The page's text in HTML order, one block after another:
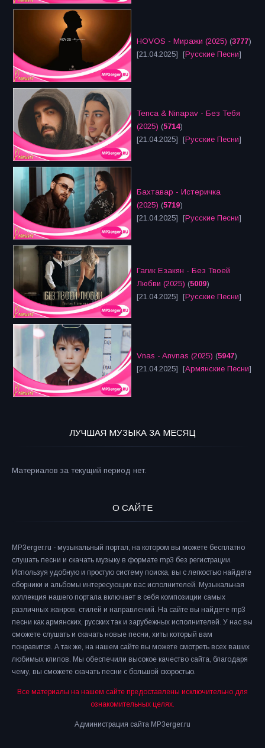
HOVOS - Миражи (2025) (3777)
[21.04.2025] [Русские Песни]
Tenca & Ninapav - Без Тебя
(2025) (5714)
[21.04.2025] [Русские Песни]
Бахтавар - Истеричка
(2025) (5719)
[21.04.2025] [Русские Песни]
Гагик Езакян - Без Твоей
Любви (2025) (5009)
[21.04.2025] [Русские Песни]
Vnas - Anvnas (2025) (5947)
[21.04.2025] [Армянские Песни]
ЛУЧШАЯ МУЗЫКА ЗА МЕСЯЦ
Материалов за текущий период нет.
О САЙТЕ
MP3erger.ru - музыкальный портал, на котором вы можете бесплатно
слушать песни и скачать музыку в формате mp3 без регистрации.
Используя удобную и простую систему поиска, вы с легкостью найдете
сборники и альбомы интересующих вас исполнителей. Музыкальная
коллекция нашего портала включает в себя композиции самых
различных жанров, стилей и направлений. На сайте вы найдете mp3
песни как армянских, русских так и зарубежных исполнителей. У нас вы
сможете слушать и скачать новые песни, хиты который вам
понравится. А так же, на нашем сайте вы можете смотреть всех ваших
любимых клипов. Мы обеспечили высокое качество сайта, благодаря
чему, вы сможете скачать песни с большой скоростью.
Все материалы на нашем сайте предоставлены исключительно для
ознакомительных целях.
Администрация сайта MP3erger.ru